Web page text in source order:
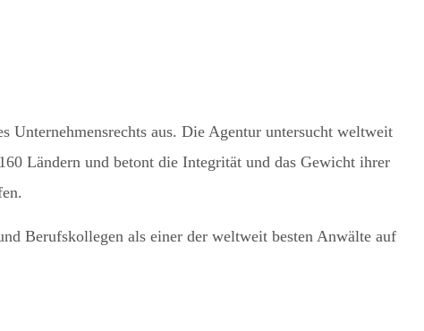
Unternehmensrechts aus. Die Agentur untersucht weltweit
Ländern und betont die Integrität und das Gewicht ihrer
Berufskollegen als einer der weltweit besten Anwälte auf